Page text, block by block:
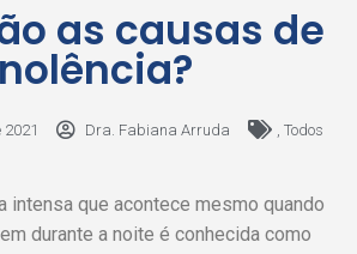
as causas de
2021 Dra. Fabiana Arruda Todos
intensa que acontece mesmo quando
durante a noite é conhecida como